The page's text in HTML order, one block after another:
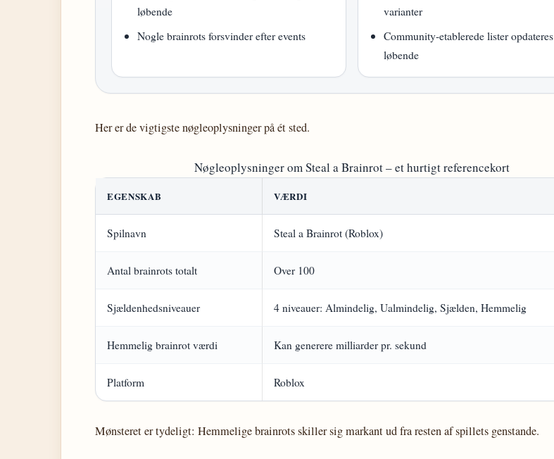
løbende
Nogle brainrots forsvinder efter events
varianter
Community-etablerede lister opdateres
løbende
Her er de vigtigste nøgleoplysninger på ét sted.
Nøgleoplysninger om Steal a Brainrot – et hurtigt referencekort
EGENSKAB VÆRDI
Spilnavn Steal a Brainrot (Roblox)
Antal brainrots totalt Over 100
Sjældenhedsniveauer 4 niveauer: Almindelig, Ualmindelig, Sjælden, Hemmelig
Hemmelig brainrot værdi Kan generere milliarder pr. sekund
Platform Roblox
Mønsteret er tydeligt: Hemmelige brainrots skiller sig markant ud fra resten af spillets genstande.